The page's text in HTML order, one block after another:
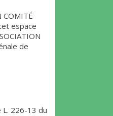
espace
de
L. 226-13 du